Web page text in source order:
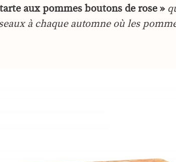
aux pommes boutons de rose »
à chaque automne où les